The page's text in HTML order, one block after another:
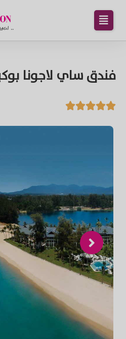
فندق ساي لاجونا بوكيت 7




